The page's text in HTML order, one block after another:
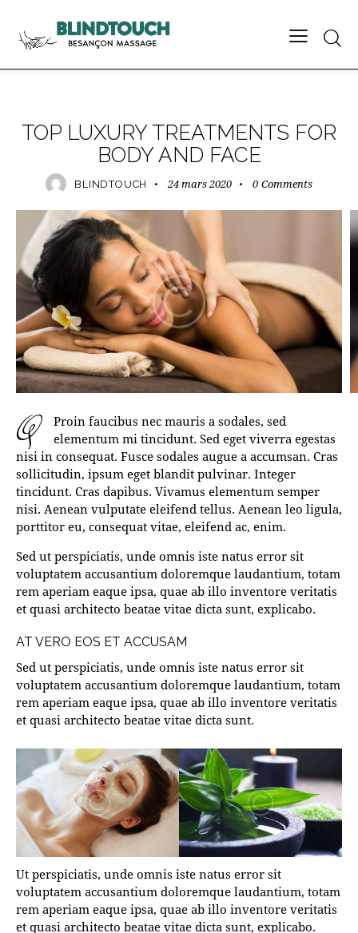
TOP LUXURY TREATMENTS FOR
BODY AND FACE
BLINDTOUCH 24 mars 2020 0 Comments
q
Proin faucibus nec mauris a sodales, sed
elementum mi tincidunt. Sed eget viverra egestas
nisi in consequat. Fusce sodales augue a accumsan. Cras
sollicitudin, ipsum eget blandit pulvinar. Integer
tincidunt. Cras dapibus. Vivamus elementum semper
nisi. Aenean vulputate eleifend tellus. Aenean leo ligula,
porttitor eu, consequat vitae, eleifend ac, enim.
Sed ut perspiciatis, unde omnis iste natus error sit
voluptatem accusantium doloremque laudantium, totam
rem aperiam eaque ipsa, quae ab illo inventore veritatis
et quasi architecto beatae vitae dicta sunt, explicabo.
AT VERO EOS ET ACCUSAM
Sed ut perspiciatis, unde omnis iste natus error sit
voluptatem accusantium doloremque laudantium, totam
rem aperiam eaque ipsa, quae ab illo inventore veritatis
et quasi architecto beatae vitae dicta sunt.
Ut perspiciatis, unde omnis iste natus error sit
voluptatem accusantium doloremque laudantium, totam
rem aperiam eaque ipsa, quae ab illo inventore veritatis
et quasi architecto beatae vitae dicta sunt, explicabo.